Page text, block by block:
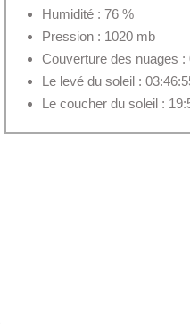
Humidité : 76 %
Pression : 1020 mb
Couverture des nuages :
Le levé du soleil :
Le coucher du soleil :